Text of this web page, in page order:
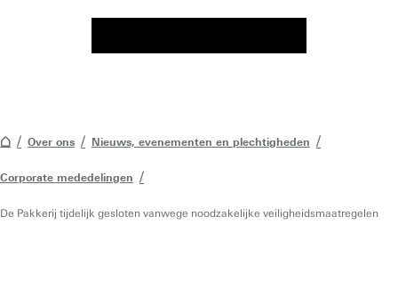
Over ons Nieuws, evenementen en plechtigheden
Corporate mededelingen
De Pakkerij tijdelijk gesloten vanwege noodzakelijke veiligheidsmaatregelen